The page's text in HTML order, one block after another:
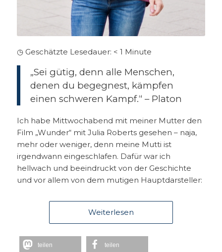
◷ Geschätzte Lesedauer: < 1 Minute
„Sei gütig, denn alle Menschen,
denen du begegnest, kämpfen
einen schweren Kampf.“ – Platon
Ich habe Mittwochabend mit meiner Mutter den
Film „Wunder“ mit Julia Roberts gesehen – naja,
mehr oder weniger, denn meine Mutti ist
irgendwann eingeschlafen. Dafür war ich
hellwach und beeindruckt von der Geschichte
und vor allem von dem mutigen Hauptdarsteller:
Weiterlesen
teilen teilen